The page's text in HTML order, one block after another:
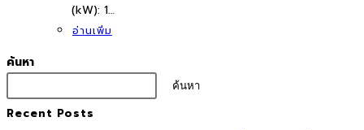
(kW): 1…
อ่านเพิ่ม
ค้นหา
ค้นหา
Recent Posts